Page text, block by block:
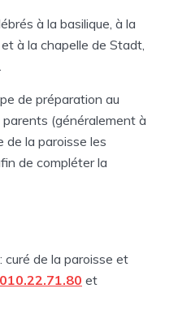
à la basilique, à la
à la chapelle de Stadt,
de préparation au
(généralement à
de la paroisse les
de compléter la
: curé de la paroisse et
010.22.71.80 et